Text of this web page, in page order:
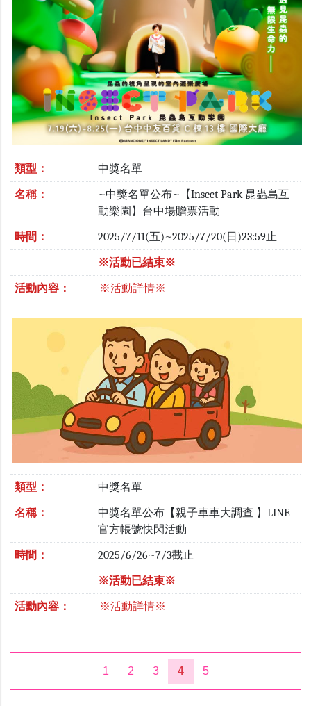
類型： 中獎名單
名稱：
~中獎名單公布~【Insect Park 昆蟲島互
動樂園】台中場贈票活動
時間： 2025/7/11(五)~2025/7/20(日)23:59止
※活動已結束※
活動內容： ※活動詳情※
類型： 中獎名單
名稱：
中獎名單公布【親子車車大調查 】LINE
官方帳號快閃活動
時間： 2025/6/26~7/3截止
※活動已結束※
活動內容： ※活動詳情※
1 2 3 4 5